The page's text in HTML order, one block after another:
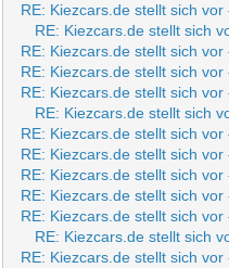
RE: Kiezcars.de stellt sich vor
RE: Kiezcars.de stellt sich
RE: Kiezcars.de stellt sich vor
RE: Kiezcars.de stellt sich vor
RE: Kiezcars.de stellt sich vor
RE: Kiezcars.de stellt sich
RE: Kiezcars.de stellt sich vor
RE: Kiezcars.de stellt sich vor
RE: Kiezcars.de stellt sich vor
RE: Kiezcars.de stellt sich vor
RE: Kiezcars.de stellt sich vor
RE: Kiezcars.de stellt sich
RE: Kiezcars.de stellt sich vor